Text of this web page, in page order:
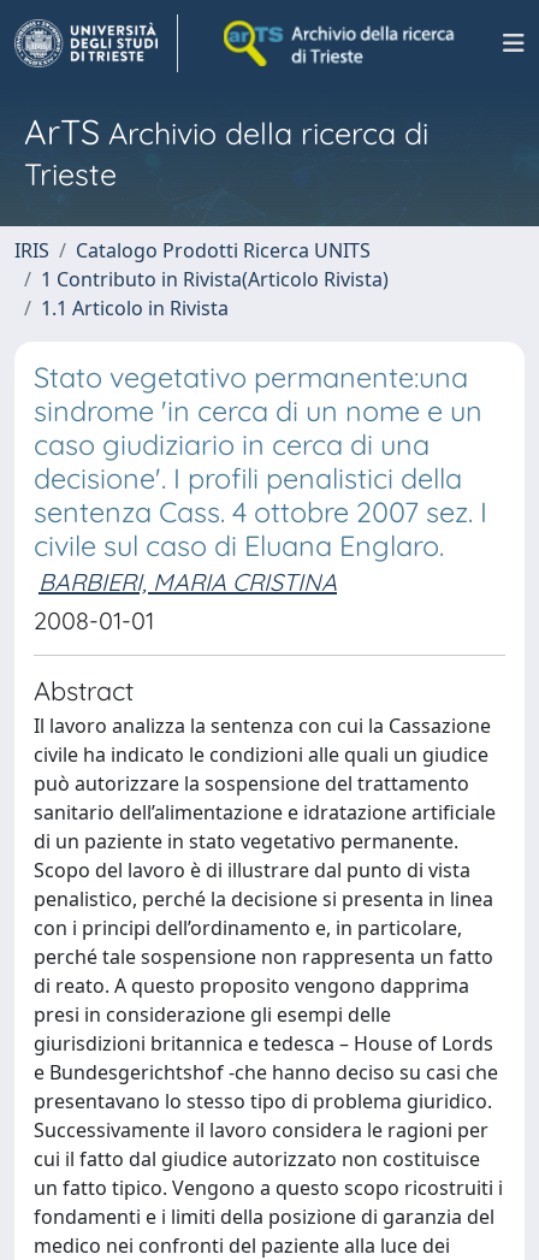
ArTS Archivio della ricerca di
Trieste
IRIS
Catalogo Prodotti Ricerca UNITS
1 Contributo in Rivista(Articolo Rivista)
1.1 Articolo in Rivista
Stato vegetativo permanente:una
sindrome 'in cerca di un nome e un
caso giudiziario in cerca di una
decisione'. I profili penalistici della
sentenza Cass. 4 ottobre 2007 sez. I
civile sul caso di Eluana Englaro.
BARBIERI, MARIA CRISTINA
2008-01-01
Abstract
Il lavoro analizza la sentenza con cui la Cassazione
civile ha indicato le condizioni alle quali un giudice
può autorizzare la sospensione del trattamento
sanitario dell’alimentazione e idratazione artificiale
di un paziente in stato vegetativo permanente.
Scopo del lavoro è di illustrare dal punto di vista
penalistico, perché la decisione si presenta in linea
con i principi dell’ordinamento e, in particolare,
perché tale sospensione non rappresenta un fatto
di reato. A questo proposito vengono dapprima
presi in considerazione gli esempi delle
giurisdizioni britannica e tedesca – House of Lords
e Bundesgerichtshof -che hanno deciso su casi che
presentavano lo stesso tipo di problema giuridico.
Successivamente il lavoro considera le ragioni per
cui il fatto dal giudice autorizzato non costituisce
un fatto tipico. Vengono a questo scopo ricostruiti i
fondamenti e i limiti della posizione di garanzia del
medico nei confronti del paziente alla luce dei